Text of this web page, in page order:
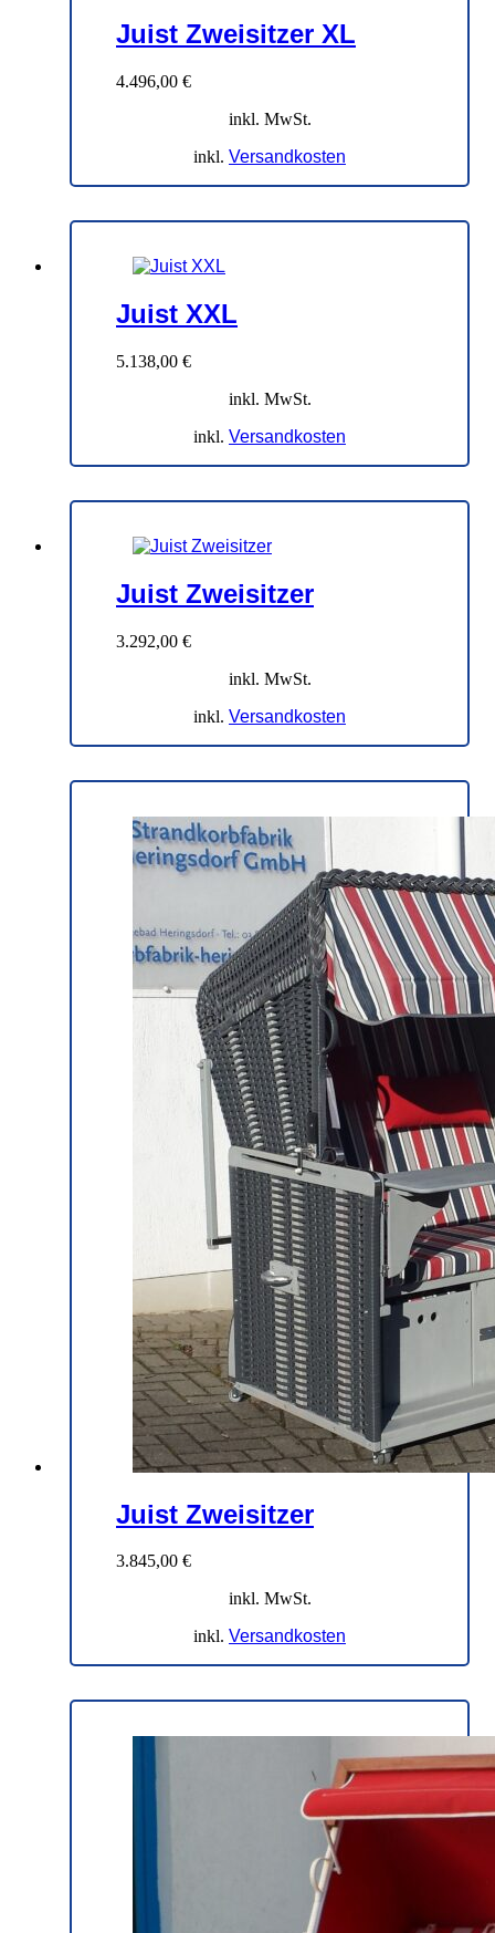
Juist Zweisitzer XL
4.496,00 €
inkl. MwSt.
inkl. Versandkosten
Juist XXL
5.138,00 €
inkl. MwSt.
inkl. Versandkosten
Juist Zweisitzer
3.292,00 €
inkl. MwSt.
inkl. Versandkosten
Juist Zweisitzer
3.845,00 €
inkl. MwSt.
inkl. Versandkosten